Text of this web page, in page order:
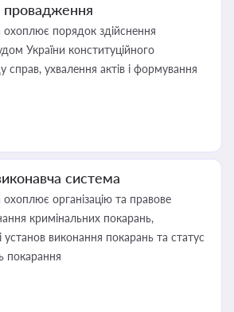
провадження
охоплює порядок здійснення
України конституційного
справ, ухвалення актів і формування
система
охоплює організацію та правове
кримінальних покарань,
і установ виконання покарань та статус
покарання